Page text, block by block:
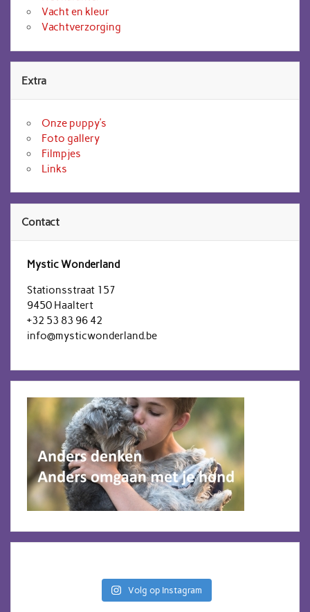
Vacht en kleur
Vachtverzorging
Extra
Onze puppy’s
Foto gallery
Filmpjes
Links
Contact
Mystic Wonderland
Stationsstraat 157
9450 Haaltert
+32 53 83 96 42
info@mysticwonderland.be
Volg op Instagram